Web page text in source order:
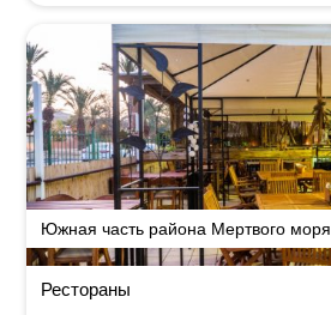
Южная часть района Мертвого моря
Рестораны